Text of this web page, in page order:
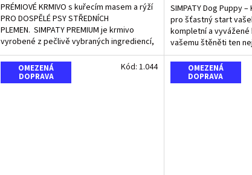
z
5
hvězdiček.
PRÉMIOVÉ KRMIVO s kuřecím masem a rýží
PRO DOSPĚLÉ PSY STŘEDNÍCH
PLEMEN. SIMPATY PREMIUM je krmivo
vyrobené z pečlivě vybraných ingrediencí,
s výbornými nutričními hodnotami a...
z
5
hvězdiček.
SIMPATY Dog Puppy
pro šťastný start
kompletní a
vašemu štěněti ten
zdravý a...
OMEZENÁ
DOPRAVA
Kód: 1.044 OMEZENÁ
DOPRAVA